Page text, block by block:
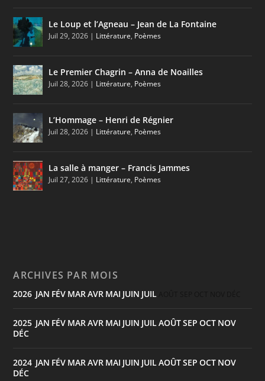
Le Loup et l’Agneau – Jean de La Fontaine
Juil 29, 2026 | Littérature, Poèmes
Le Premier Chagrin – Anna de Noailles
Juil 28, 2026 | Littérature, Poèmes
L’Hommage – Henri de Régnier
Juil 28, 2026 | Littérature, Poèmes
La salle à manger – Francis Jammes
Juil 27, 2026 | Littérature, Poèmes
ARCHIVES PAR MOIS
2026 JAN FÉV MARAVR MAI JUIN JUIL
2025 JAN FÉV MARAVR MAI JUIN JUILAOÛTSEP OCT NOV
DÉC
2024 JAN FÉV MARAVR MAI JUIN JUILAOÛTSEP OCT NOV
DÉC